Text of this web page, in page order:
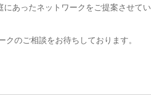
にあったネットワークをご提案させてい
のご相談をお待ちしております。